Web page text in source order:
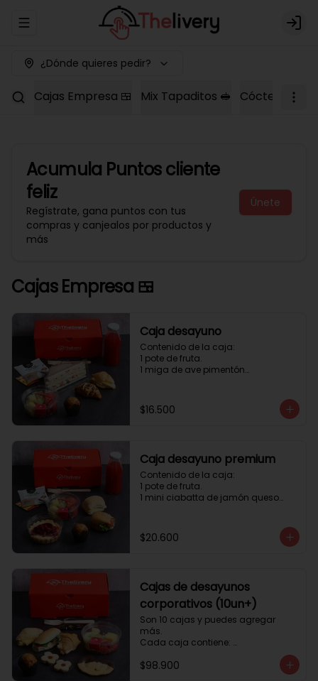
Abrir menu de navegación Login
¿Dónde quieres pedir?
Cajas Empresa 🍱 Mix Tapaditos 🥪 Cóctel Dulce
Acumula Puntos cliente
feliz
Regístrate, gana puntos con tus
compras y canjealos por productos y
más
Únete
Cajas Empresa 🍱
Caja desayuno
Contenido de la caja:
1 pote de fruta.
1 miga de ave pimentón
1 mini muffin
1 sobre de té y café
$16.500
Caja desayuno premium
Contenido de la caja:
1 pote de fruta.
1 mini ciabatta de jamón queso
1 mini muffin
1 cheesecake
$20.600
Cajas de desayunos
corporativos (10un+)
Son 10 cajas y puedes agregar
más.
Cada caja contiene:
2 mini croissant jamón queso.
$98.900